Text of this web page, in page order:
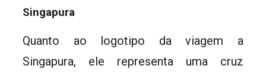
Singapura
Quanto ao logotipo da viagem a
Singapura, ele representa uma cruz